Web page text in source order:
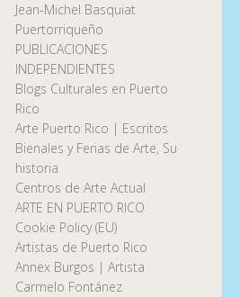
Jean-Michel Basquiat
Puertorriqueño
PUBLICACIONES
INDEPENDIENTES
Blogs Culturales en Puerto
Rico
Arte Puerto Rico | Escritos
Bienales y Ferias de Arte, Su
historia
Centros de Arte Actual
ARTE EN PUERTO RICO
Cookie Policy (EU)
Artistas de Puerto Rico
Annex Burgos | Artista
Carmelo Fontánez